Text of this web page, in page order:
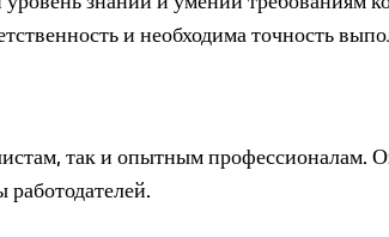
и необходима точность
так и опытным профессионалам.